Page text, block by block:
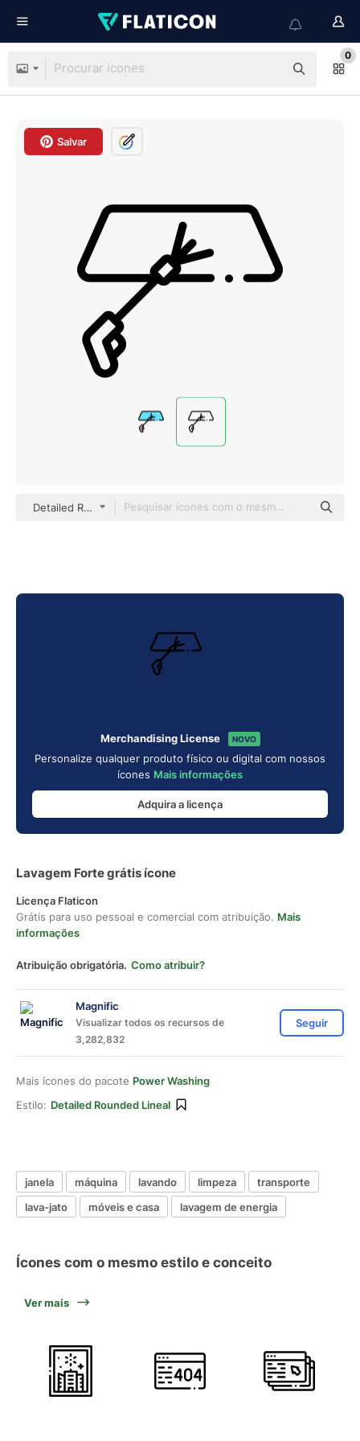
0
Salvar
Detailed Rounded Lineal
Merchandising License NOVO
Personalize qualquer produto físico ou digital com nossos
ícones Mais informações
Adquira a licença
Lavagem Forte grátis ícone
Licença Flaticon
Grátis para uso pessoal e comercial com atribuição. Mais
informações
Atribuição obrigatória. Como atribuir?
Magnific
Visualizar todos os recursos de
3,282,832
Seguir
Mais ícones do pacote Power Washing
Estilo: Detailed Rounded Lineal
janela máquina lavando limpeza
transporte
lava-jato
móveis e casa lavagem de energia
Ícones com o mesmo estilo e conceito
Ver mais